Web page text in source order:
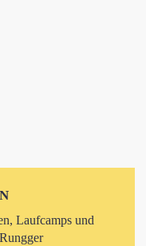
Laufcamps und